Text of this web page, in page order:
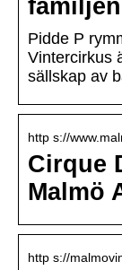
familjen
Pidde P
Vintercirkus
sällskap av
http s://
Cirque
Malmö
http s://